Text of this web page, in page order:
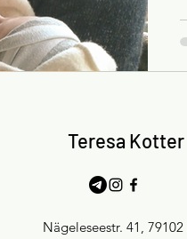
Teresa Kotter
Nägeleseestr. 41,